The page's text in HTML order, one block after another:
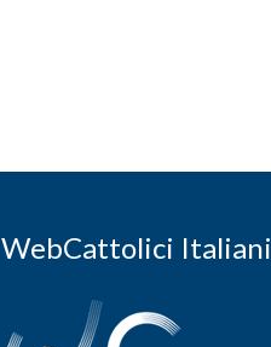
WebCattolici Italiani